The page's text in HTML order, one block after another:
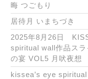
晦 つごもり
居待月 いまちづき
2025年8月26日
spiritual wall作品ス
の宴 VOL5 月吠夜想
kissea’s eye